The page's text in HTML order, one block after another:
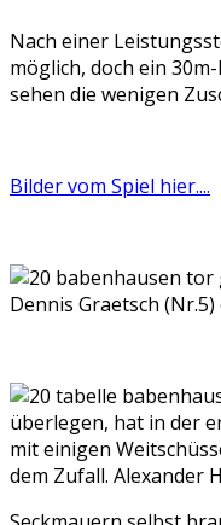
Nach einer
möglich, doch ein
sehen die wenigen
Bilder vom Spiel hier....
Dennis Graetsch
überlegen, hat in der
mit einigen
dem Zufall. Alexander